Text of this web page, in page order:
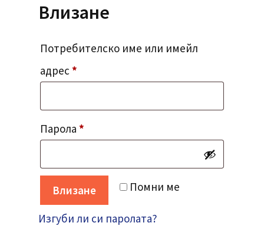
Влизане
Потребителско име или имейл
адрес *
Парола *
Помни ме
Влизане
Изгуби ли си паролата?